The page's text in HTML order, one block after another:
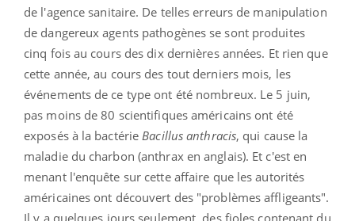
de l'agence sanitaire. De telles erreurs de manipulation
de dangereux agents pathogènes se sont produites
cinq fois au cours des dix dernières années. Et rien que
cette année, au cours des tout derniers mois, les
événements de ce type ont été nombreux. Le 5 juin,
pas moins de 80 scientifiques américains ont été
exposés à la bactérie Bacillus anthracis, qui cause la
maladie du charbon (anthrax en anglais). Et c'est en
menant l'enquête sur cette affaire que les autorités
américaines ont découvert des "problèmes affligeants".
Il y a quelques jours seulement, des fioles contenant du